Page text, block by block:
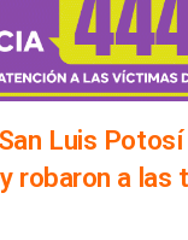
Luis
robaron a las